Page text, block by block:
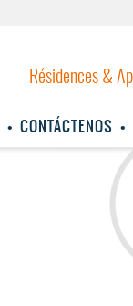
CONTÁCTENOS